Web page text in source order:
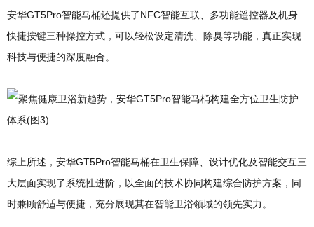
安华GT5Pro智能马桶还提供了NFC智能互联、多功能遥控器及机身
快捷按键三种操控方式，可以轻松设定清洗、除臭等功能，真正实现
科技与便捷的深度融合。
综上所述，安华GT5Pro智能马桶在卫生保障、设计优化及智能交互三
大层面实现了系统性进阶，以全面的技术协同构建综合防护方案，同
时兼顾舒适与便捷，充分展现其在智能卫浴领域的领先实力。